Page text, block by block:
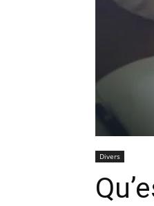
Divers